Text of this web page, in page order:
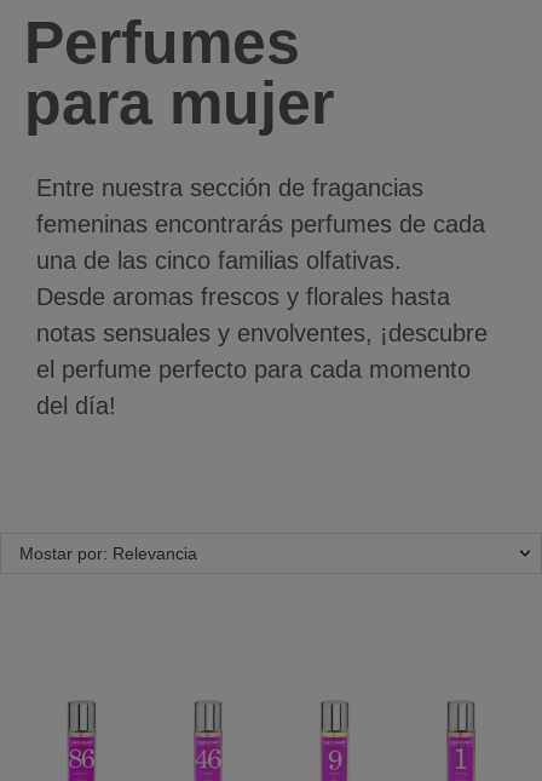
Perfumes
para mujer
Entre nuestra sección de fragancias
femeninas encontrarás perfumes de cada
una de las cinco familias olfativas.
Desde aromas frescos y florales hasta
notas sensuales y envolventes, ¡descubre
el perfume perfecto para cada momento
del día!
Mostar por: Relevancia